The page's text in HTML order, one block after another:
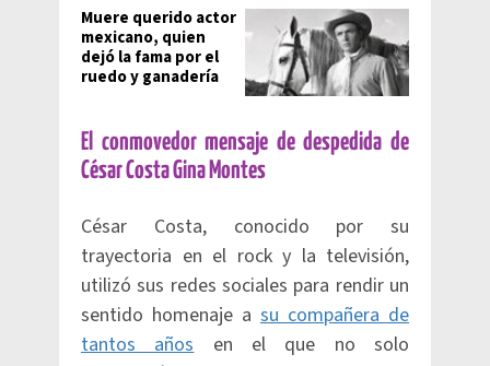
Muere querido actor
mexicano, quien
dejó la fama por el
ruedo y ganadería
El conmovedor mensaje de despedida de
César Costa Gina Montes
César Costa, conocido por su
trayectoria en el rock y la televisión,
utilizó sus redes sociales para rendir un
sentido homenaje a su compañera de
tantos añosen el que no solo